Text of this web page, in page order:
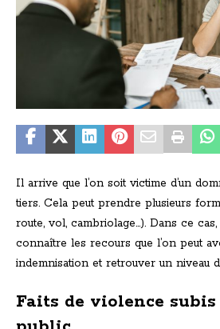
Il arrive que l’on soit victime d’un
tiers. Cela peut prendre plusieurs
route, vol, cambriolage…). Dans ce
connaître les recours que l’on peut
indemnisation et retrouver un niveau
Faits de violence